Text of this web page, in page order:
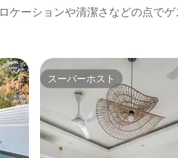
ロケーションや清潔さなどの点で
スーパーホスト
スーパーホスト